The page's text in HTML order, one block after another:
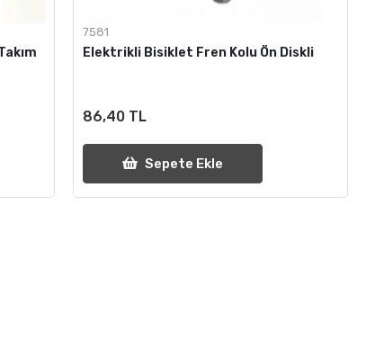
7581
Elektrikli Bisiklet Fren Kolu Ön Diskli
86,40 TL
Sepete Ekle